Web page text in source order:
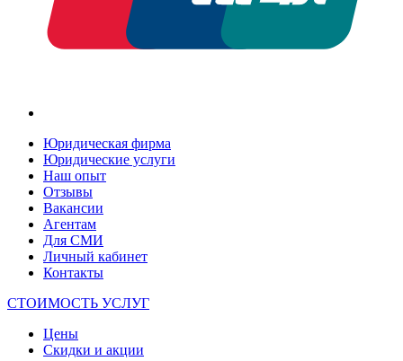
Юридическая фирма
Юридические услуги
Наш опыт
Отзывы
Вакансии
Агентам
Для СМИ
Личный кабинет
Контакты
СТОИМОСТЬ УСЛУГ
Цены
Скидки и акции